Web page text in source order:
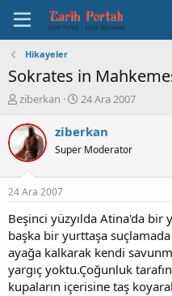
Hikayeler
Sokrates in
K
n
b
u
u
b
a
l
a
t
a
ziberkan
B
ş
a
ç
t
a
r
i
h
24 Ara 2007
ziberkan
Super Moderator
24 Ara 2007
Beşinci yüzyılda Atina'da
başka bir yurttaşa
ayağa kalkarak kendi
yargıç yoktu.Çoğunluk
kupaların içerisine taş